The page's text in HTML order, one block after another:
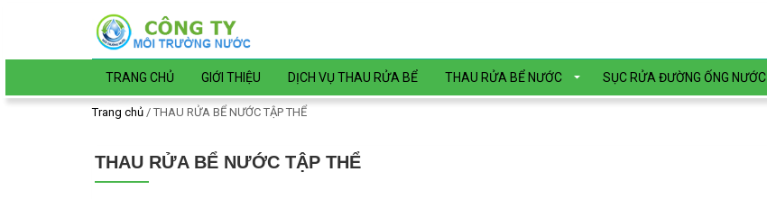
Đến nội dung chính
TRANG CHỦ GIỚI THIỆU DỊCH VỤ THAU RỬA BỂ THAU RỬA BỂ NƯỚC SỤC RỬA ĐƯỜNG ỐNG NƯỚC
Trang chủ / THAU RỬA BỂ NƯỚC TẬP THỂ
THAU RỬA BỂ NƯỚC TẬP THỂ